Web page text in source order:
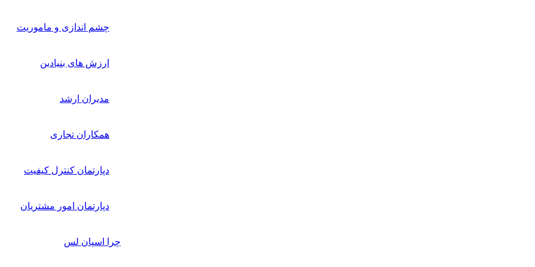
چشم اندازی و ماموریت
ارزش های بنیادین
مدیران ارشد
همکاران تجاری
دپارتمان کنترل کیفیت
دپارتمان امور مشتریان
چرا اسپان لس